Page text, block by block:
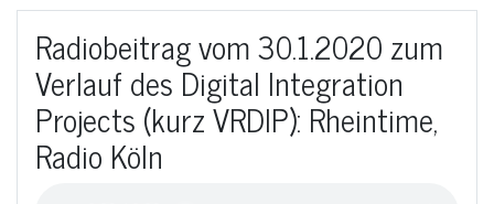
Radiobeitrag vom 30.1.2020 zum
Verlauf des Digital Integration
Projects (kurz VRDIP): Rheintime,
Radio Köln